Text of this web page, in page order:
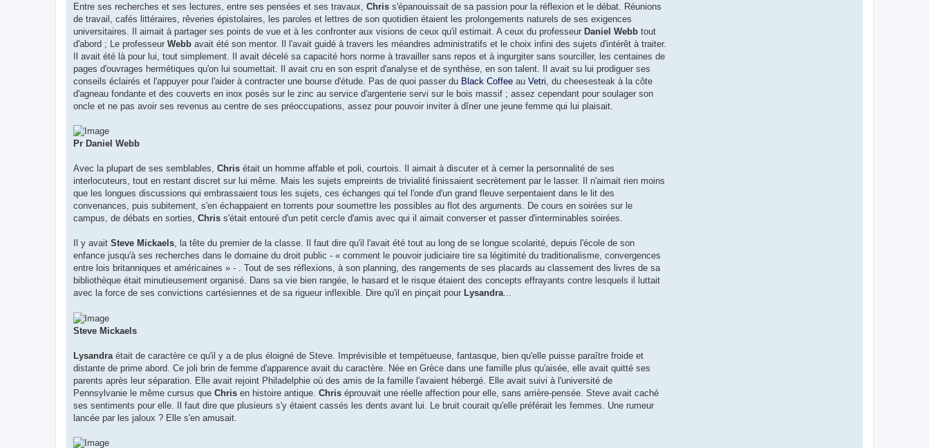
Entre ses recherches et ses lectures, entre ses pensées et ses travaux, Chris s'épanouissait de sa passion pour la réflexion et le débat. Réunions
de travail, cafés littéraires, rêveries épistolaires, les paroles et lettres de son quotidien étaient les prolongements naturels de ses exigences
universitaires. Il aimait à partager ses points de vue et à les confronter aux visions de ceux qu'il estimait. A ceux du professeur Daniel Webb tout
d'abord ; Le professeur Webb avait été son mentor. Il l'avait guidé à travers les méandres administratifs et le choix infini des sujets d'intérêt à traiter.
Il avait été là pour lui, tout simplement. Il avait décelé sa capacité hors norme à travailler sans repos et à ingurgiter sans sourciller, les centaines de
pages d'ouvrages hermétiques qu'on lui soumettait. Il avait cru en son esprit d'analyse et de synthèse, en son talent. Il avait su lui prodiguer ses
conseils éclairés et l'appuyer pour l'aider à contracter une bourse d'étude. Pas de quoi passer du Black Coffee au Vetri , du cheesesteak à la côte
d'agneau fondante et des couverts en inox posés sur le zinc au service d'argenterie servi sur le bois massif ; assez cependant pour soulager son
oncle et ne pas avoir ses revenus au centre de ses préoccupations, assez pour pouvoir inviter à dîner une jeune femme qui lui plaisait.
Pr Daniel Webb
Avec la plupart de ses semblables, Chris était un homme affable et poli, courtois. Il aimait à discuter et à cerner la personnalité de ses
interlocuteurs, tout en restant discret sur lui même. Mais les sujets empreints de trivialité finissaient secrètement par le lasser. Il n'aimait rien moins
que les longues discussions qui embrassaient tous les sujets, ces échanges qui tel l'onde d'un grand fleuve serpentaient dans le lit des
convenances, puis subitement, s'en échappaient en torrents pour soumettre les possibles au flot des arguments. De cours en soirées sur le
campus, de débats en sorties, Chris s'était entouré d'un petit cercle d'amis avec qui il aimait converser et passer d'interminables soirées.
Il y avait Steve Mickaels, la tête du premier de la classe. Il faut dire qu'il l'avait été tout au long de se longue scolarité, depuis l'école de son
enfance jusqu'à ses recherches dans le domaine du droit public - « comment le pouvoir judiciaire tire sa légitimité du traditionalisme, convergences
entre lois britanniques et américaines » - . Tout de ses réflexions, à son planning, des rangements de ses placards au classement des livres de sa
bibliothèque était minutieusement organisé. Dans sa vie bien rangée, le hasard et le risque étaient des concepts effrayants contre lesquels il luttait
avec la force de ses convictions cartésiennes et de sa rigueur inflexible. Dire qu'il en pinçait pour Lysandra...
Steve Mickaels
Lysandra était de caractère ce qu'il y a de plus éloigné de Steve. Imprévisible et tempétueuse, fantasque, bien qu'elle puisse paraître froide et
distante de prime abord. Ce joli brin de femme d'apparence avait du caractère. Née en Grèce dans une famille plus qu'aisée, elle avait quitté ses
parents après leur séparation. Elle avait rejoint Philadelphie où des amis de la famille l'avaient hébergé. Elle avait suivi à l'université de
Pennsylvanie le même cursus que Chris en histoire antique. Chris éprouvait une réelle affection pour elle, sans arrière-pensée. Steve avait caché
ses sentiments pour elle. Il faut dire que plusieurs s'y étaient cassés les dents avant lui. Le bruit courait qu'elle préférait les femmes. Une rumeur
lancée par les jaloux ? Elle s'en amusait.